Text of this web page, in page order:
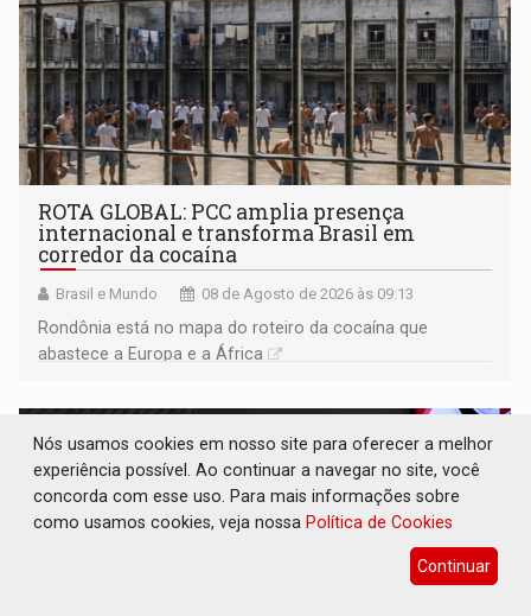
ROTA GLOBAL: PCC amplia presença
internacional e transforma Brasil em
corredor da cocaína
Brasil e Mundo 08 de Agosto de 2026 às 09:13
Rondônia está no mapa do roteiro da cocaína que
abastece a Europa e a África
Nós usamos cookies em nosso site para oferecer a melhor
experiência possível. Ao continuar a navegar no site, você
concorda com esse uso. Para mais informações sobre
como usamos cookies, veja nossa Política de Cookies
Continuar